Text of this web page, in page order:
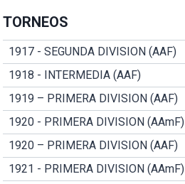
TORNEOS
1917 - SEGUNDA DIVISION (AAF)
1918 - INTERMEDIA (AAF)
1919 – PRIMERA DIVISION (AAF)
1920 - PRIMERA DIVISION (AAmF)
1920 – PRIMERA DIVISION (AAF)
1921 - PRIMERA DIVISION (AAmF)